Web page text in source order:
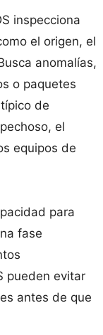
inspecciona
el origen, el
anomalías,
o paquetes
de
el
equipos de
para
fase
pueden evitar
antes de que